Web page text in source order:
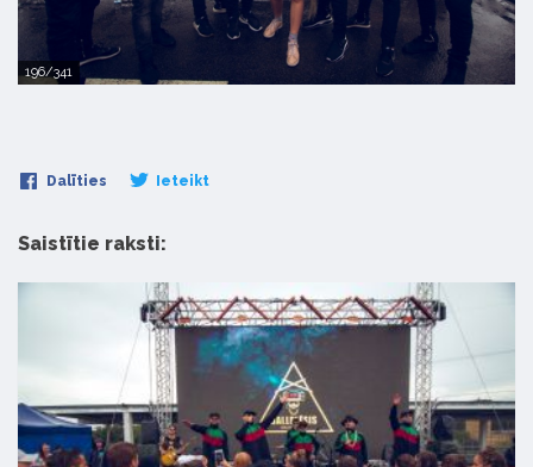
196/341
Dalīties Ieteikt
Saistītie raksti: